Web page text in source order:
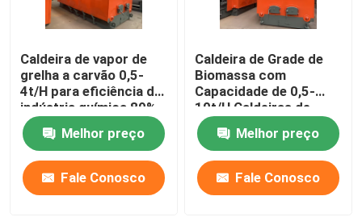
Caldeira de vapor de
grelha a carvão 0,5-
4t/H para eficiência da
indústria química 89%
Melhor preço
Fale Conosco
Caldeira de Grade de
Biomassa com
Capacidade de 0,5-
10t/H Caldeiras de
Vapor de Biomassa
com Controle PLC
Melhor preço
Fale Conosco